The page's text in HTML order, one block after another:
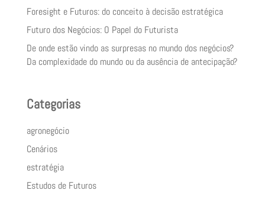
Foresight e Futuros: do conceito à decisão estratégica
Futuro dos Negócios: O Papel do Futurista
De onde estão vindo as surpresas no mundo dos negócios?
Da complexidade do mundo ou da ausência de antecipação?
Categorias
agronegócio
Cenários
estratégia
Estudos de Futuros